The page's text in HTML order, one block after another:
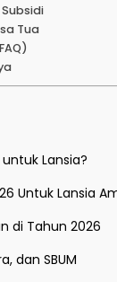
Tua
Lansia?
Untuk Lansia
di Tahun 2026
dan SBUM